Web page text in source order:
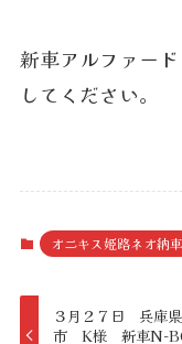
新車アルファー
してください。
オニキス姫路ネオ納車
３月２７日 兵庫
市 K様 新車N-